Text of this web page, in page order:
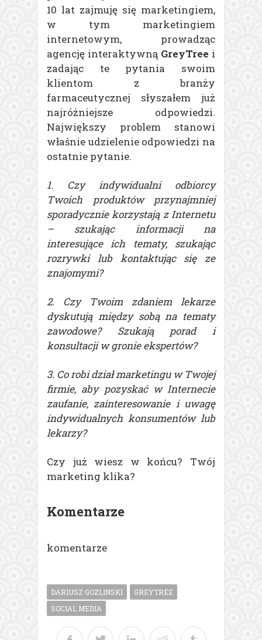
10 lat zajmuję się marketingiem,
w tym marketingiem
internetowym, prowadząc
agencję interaktywną GreyTree i
zadając te pytania swoim
klientom z branży
farmaceutycznej słyszałem już
najróżniejsze odpowiedzi.
Największy problem stanowi
właśnie udzielenie odpowiedzi na
ostatnie pytanie.
1. Czy indywidualni odbiorcy
Twoich produktów przynajmniej
sporadycznie korzystają z Internetu
– szukając informacji na
interesujące ich tematy, szukając
rozrywki lub kontaktując się ze
znajomymi?
2. Czy Twoim zdaniem lekarze
dyskutują między sobą na tematy
zawodowe? Szukają porad i
konsultacji w gronie ekspertów?
3. Co robi dział marketingu w Twojej
firmie, aby pozyskać w Internecie
zaufanie, zainteresowanie i uwagę
indywidualnych konsumentów lub
lekarzy?
Czy już wiesz w końcu? Twój
marketing klika?
Komentarze
komentarze
DARIUSZ GOZLINSKI
GREYTREE
SOCIAL MEDIA